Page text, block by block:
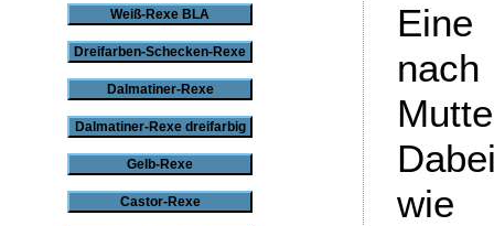
Weiß-Rexe BLA
Dreifarben-Schecken-Rexe
Dalmatiner-Rexe
Dalmatiner-Rexe dreifarbig
Gelb-Rexe
Castor-Rexe
Eine
wie